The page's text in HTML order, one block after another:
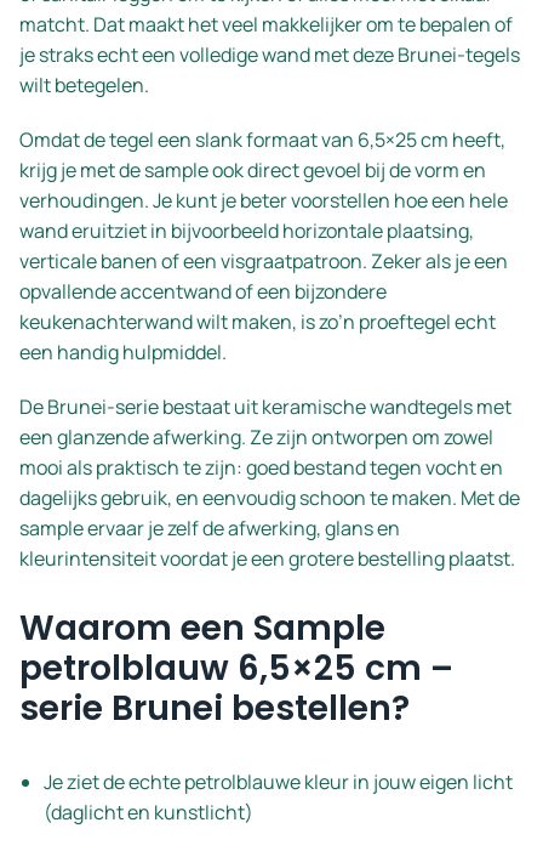
matcht. Dat maakt het veel makkelijker om te bepalen of
je straks echt een volledige wand met deze Brunei-tegels
wilt betegelen.
Omdat de tegel een slank formaat van 6,5×25 cm heeft,
krijg je met de sample ook direct gevoel bij de vorm en
verhoudingen. Je kunt je beter voorstellen hoe een hele
wand eruitziet in bijvoorbeeld horizontale plaatsing,
verticale banen of een visgraatpatroon. Zeker als je een
opvallende accentwand of een bijzondere
keukenachterwand wilt maken, is zo’n proeftegel echt
een handig hulpmiddel.
De Brunei-serie bestaat uit keramische wandtegels met
een glanzende afwerking. Ze zijn ontworpen om zowel
mooi als praktisch te zijn: goed bestand tegen vocht en
dagelijks gebruik, en eenvoudig schoon te maken. Met de
sample ervaar je zelf de afwerking, glans en
kleurintensiteit voordat je een grotere bestelling plaatst.
Waarom een Sample
petrolblauw 6,5×25 cm –
serie Brunei bestellen?
Je ziet de echte petrolblauwe kleur in jouw eigen licht
(daglicht en kunstlicht)